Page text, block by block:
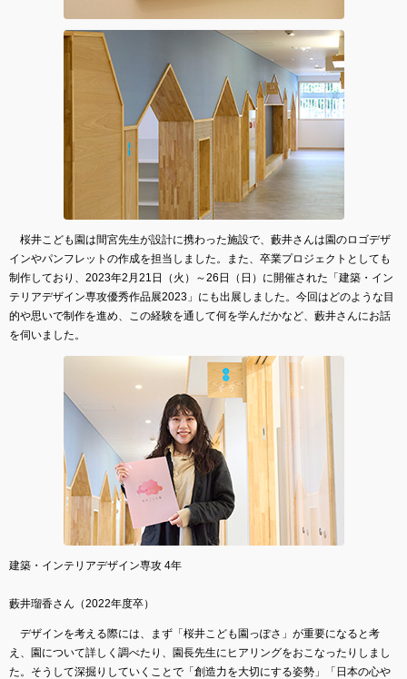
桜井こども園は間宮先生が設計に携わった施設で、藪井さんは園のロゴデザ
インやパンフレットの作成を担当しました。また、卒業プロジェクトとしても
制作しており、2023年2月21日（火）～26日（日）に開催された「建築・イン
テリアデザイン専攻優秀作品展2023」にも出展しました。今回はどのような目
的や思いで制作を進め、この経験を通して何を学んだかなど、藪井さんにお話
を伺いました。
建築・インテリアデザイン専攻 4年
藪井瑠香さん（2022年度卒）
デザインを考える際には、まず「桜井こども園っぽさ」が重要になると考
え、園について詳しく調べたり、園長先生にヒアリングをおこなったりしまし
た。そうして深掘りしていくことで「創造力を大切にする姿勢」「日本の心や